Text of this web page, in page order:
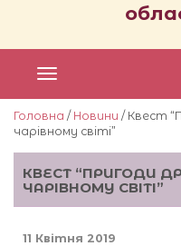
Головна / Новини / Квест
чарівному світі”
КВЕСТ “ПРИГОДИ
ЧАРІВНОМУ СВІТІ”
11 Квітня 2019